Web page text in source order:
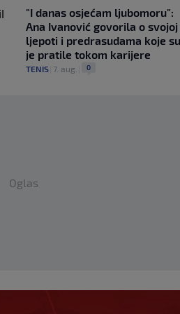
"I danas osjećam ljubomoru":
Ana Ivanović govorila o svojoj
ljepoti i predrasudama koje su
je pratile tokom karijere
TENIS| 7. aug. 0
Oglas